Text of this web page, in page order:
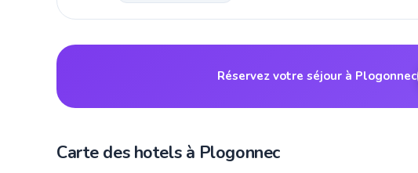
Réservez votre séjour à Plogonnec
Carte des hotels à Plogonnec